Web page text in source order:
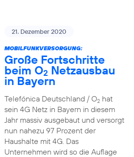
21. Dezember 2020
MOBILFUNKVERSORGUNG:
Große Fortschritte
beim O2 Netzausbau
in Bayern
Telefónica Deutschland / O2hat
sein 4G Netz in Bayern in diesem
Jahr massiv ausgebaut und versorgt
nun nahezu 97 Prozent der
Haushalte mit 4G. Das
Unternehmen wird so die Auflage